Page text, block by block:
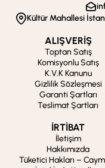
Kültür Mahallesi
ALIŞVERİŞ
Toptan Satış
Komisyonlu Satış
K.V.K Kanunu
Gizlilik Sözleşmesi
Garanti Şartları
Teslimat Şartları
İRTİBAT
İletişim
Hakkımızda
Tüketici Hakları –